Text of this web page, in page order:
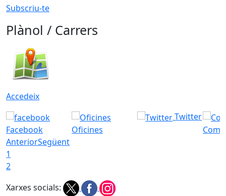
Subscriu-te
Plànol / Carrers
Accedeix
Facebook Oficines
Twitter
Com
AnteriorSegüent
1
2
Xarxes socials: